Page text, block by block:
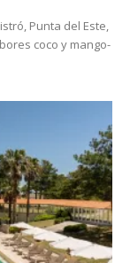
Punta del Este,
coco y mango-